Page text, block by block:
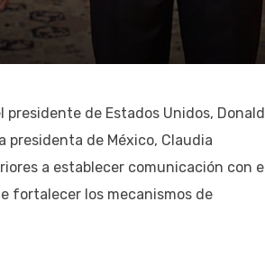
de Estados Unidos, Donald
presidenta de México, Claudia
a establecer comunicación con el
fortalecer los mecanismos de